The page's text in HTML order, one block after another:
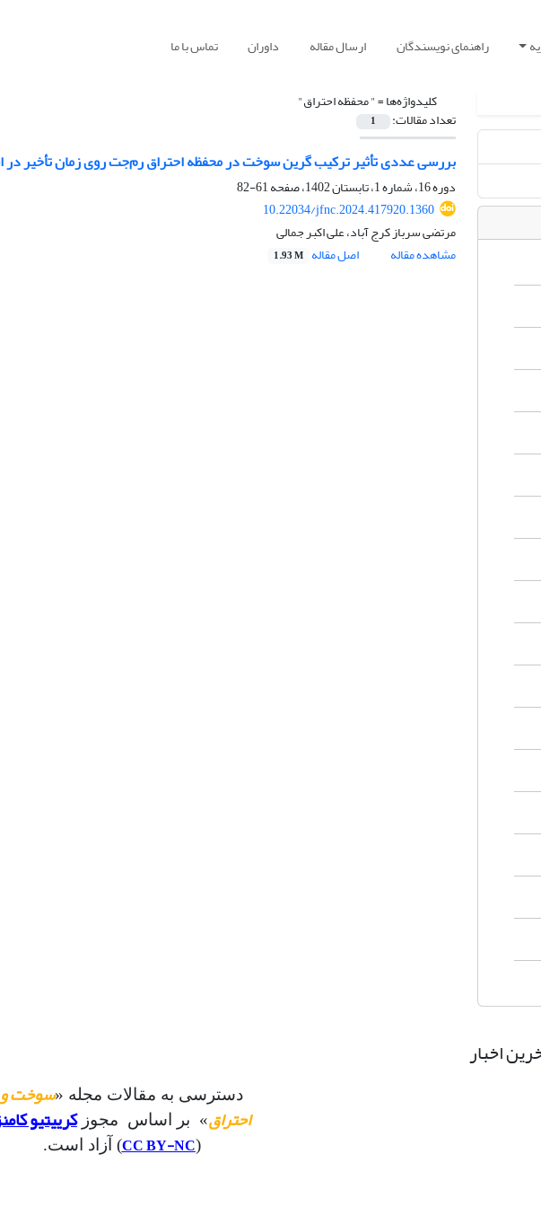
راهنمای نویسندگان ارسال مقاله داوران تماس با ما
کلیدواژه‌ها =" محفظه احتراق"
تعداد مقالات: 1
بررسی عددی تأثیر ترکیب گرین سوخت در محفظه احتراق رم‌جت روی زمان تأخیر
دوره 16، شماره 1، تابستان 1402، صفحه
61-82
10.22034/jfnc.2024.417920.1360
مرتضی سرباز کرج آباد، علی اکبر جمالی
مشاهده مقاله
اصل مقاله 1.93 M
اخبار
دسترسی به مقالات مجله «سوخت و
احتراق» بر اساس مجوزکرییتیو
(
CC BY-NC) آزاد است.